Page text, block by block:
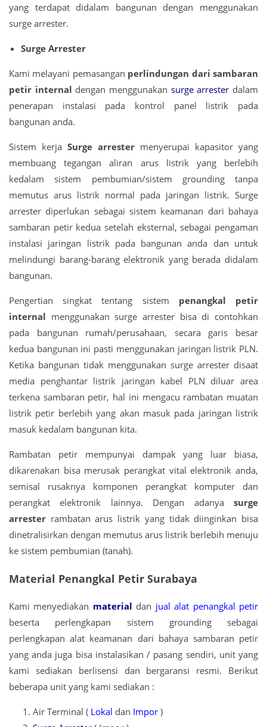
yang terdapat didalam bangunan dengan menggunakan
surge arrester.
Surge Arrester
Kami melayani pemasangan perlindungan dari sambaran
petir internal dengan menggunakan surge arrester dalam
penerapan instalasi pada kontrol panel listrik pada
bangunan anda.
Sistem kerja Surge arrester menyerupai kapasitor yang
membuang tegangan aliran arus listrik yang berlebih
kedalam sistem pembumian/sistem grounding tanpa
memutus arus listrik normal pada jaringan listrik. Surge
arrester diperlukan sebagai sistem keamanan dari bahaya
sambaran petir kedua setelah eksternal, sebagai pengaman
instalasi jaringan listrik pada bangunan anda dan untuk
melindungi barang-barang elektronik yang berada didalam
bangunan.
Pengertian singkat tentang sistem penangkal petir
internal menggunakan surge arrester bisa di contohkan
pada bangunan rumah/perusahaan, secara garis besar
kedua bangunan ini pasti menggunakan jaringan listrik PLN.
Ketika bangunan tidak menggunakan surge arrester disaat
media penghantar listrik jaringan kabel PLN diluar area
terkena sambaran petir, hal ini mengacu rambatan muatan
listrik petir berlebih yang akan masuk pada jaringan listrik
masuk kedalam bangunan kita.
Rambatan petir mempunyai dampak yang luar biasa,
dikarenakan bisa merusak perangkat vital elektronik anda,
semisal rusaknya komponen perangkat komputer dan
perangkat elektronik lainnya. Dengan adanya surge
arrester rambatan arus listrik yang tidak diinginkan bisa
dinetralisirkan dengan memutus arus listrik berlebih menuju
ke sistem pembumian (tanah).
Material Penangkal Petir Surabaya
Kami menyediakan material dan jual alat penangkal petir
beserta perlengkapan sistem grounding sebagai
perlengkapan alat keamanan dari bahaya sambaran petir
yang anda juga bisa instalasikan / pasang sendiri, unit yang
kami sediakan berlisensi dan bergaransi resmi. Berikut
beberapa unit yang kami sediakan :
Air Terminal ( Lokal dan Impor )